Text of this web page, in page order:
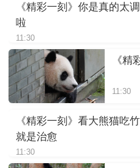
《精彩一刻》你是真的太
啦
11:30
《精
11:30
《精彩一刻》看大熊猫吃
就是治愈
11:30